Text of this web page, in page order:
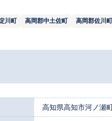
川町 高岡郡中土佐町 高岡郡佐川町
高知県高知市河ノ瀬